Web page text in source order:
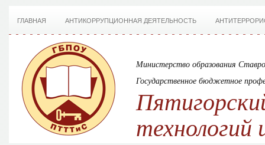
ГЛАВНАЯ АНТИКОРРУПЦИОННАЯ ДЕЯТЕЛЬНОСТЬ
Министерство образования
Государственное бюджетное
технологий